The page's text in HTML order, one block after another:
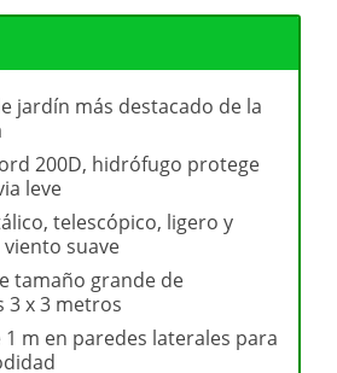
jardín más destacado de la
200D, hidrófugo protege
leve
telescópico, ligero y
suave
tamaño grande de
3 x 3 metros
1 m en paredes laterales para